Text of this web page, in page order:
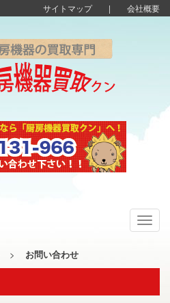
サイトマップ| 会社概要
> お問い合わせ